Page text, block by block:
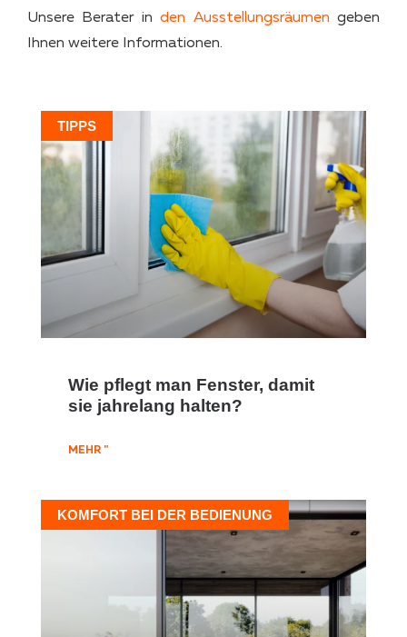
Unsere Berater inden Ausstellungsräumen geben
Ihnen weitere Informationen.
TIPPS
Wie pflegt man Fenster, damit
sie jahrelang halten?
MEHR "
KOMFORT BEI DER BEDIENUNG